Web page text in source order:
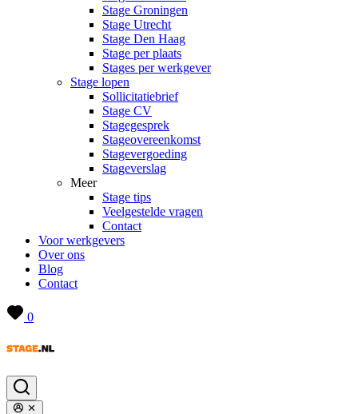
Stage Groningen
Stage Utrecht
Stage Den Haag
Stage per plaats
Stages per werkgever
Stage lopen
Sollicitatiebrief
Stage CV
Stagegesprek
Stageovereenkomst
Stagevergoeding
Stageverslag
Meer
Stage tips
Veelgestelde vragen
Contact
Voor werkgevers
Over ons
Blog
Contact
0